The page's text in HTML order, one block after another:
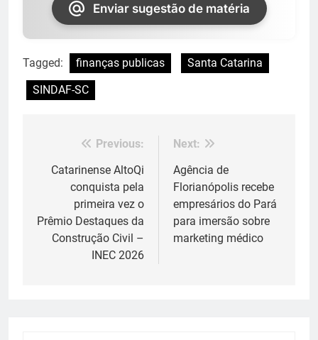
Enviar sugestão de matéria
Tagged: finanças publicas
Santa Catarina
SINDAF-SC
Navegação
de
Previous:
Catarinense AltoQi
conquista pela
primeira vez o
Prêmio Destaques da
Construção Civil –
INEC 2026
Next:
Agência de
Florianópolis recebe
empresários do Pará
para imersão sobre
marketing médico